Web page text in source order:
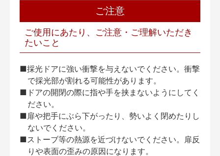
ご注意
ご使用にあたり、ご注意・ご理解いただき
たいこと
■採光ドアに強い衝撃を与えないでください。衝撃
で採光部が割れる可能性があります。
■ドアの開閉の際に指や手を挟まないようにしてく
ださい。
■扉や把手にぶら下がったり、勢いよく閉めたりし
ないでください。
■ストーブ等の熱源を近づけないでください。扉反
りや表面の歪みの原因になります。